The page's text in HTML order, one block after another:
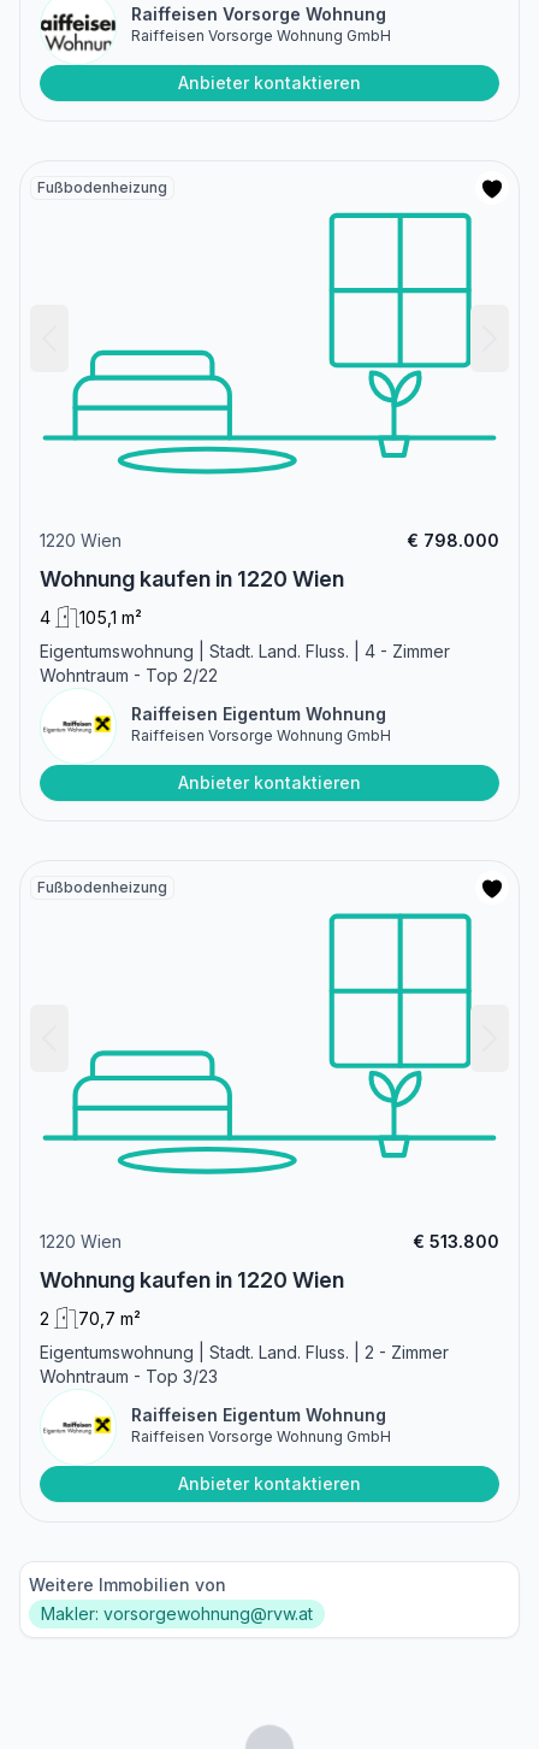
Raiffeisen Vorsorge Wohnung
Raiffeisen Vorsorge Wohnung GmbH
Anbieter kontaktieren
Fußbodenheizung
1220 Wien € 798.000
Wohnung kaufen in 1220 Wien
4
105,1 m²
Eigentumswohnung | Stadt. Land. Fluss. | 4 - Zimmer
Wohntraum - Top 2/22
Raiffeisen Eigentum Wohnung
Raiffeisen Vorsorge Wohnung GmbH
Anbieter kontaktieren
Fußbodenheizung
1220 Wien € 513.800
Wohnung kaufen in 1220 Wien
2
70,7 m²
Eigentumswohnung | Stadt. Land. Fluss. | 2 - Zimmer
Wohntraum - Top 3/23
Raiffeisen Eigentum Wohnung
Raiffeisen Vorsorge Wohnung GmbH
Anbieter kontaktieren
Weitere Immobilien von
Makler: vorsorgewohnung@rvw.at